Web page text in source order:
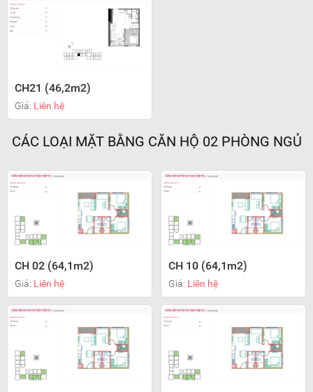
CH21 (46,2m2)
Giá: Liên hệ
CÁC LOẠI MẶT BẰNG CĂN HỘ 02 PHÒNG NGỦ
CH 02 (64,1m2)
Giá: Liên hệ
CH 10 (64,1m2)
Giá: Liên hệ